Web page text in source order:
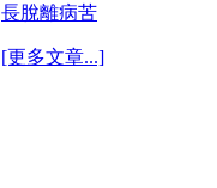
長脫離病苦
[更多文章...]